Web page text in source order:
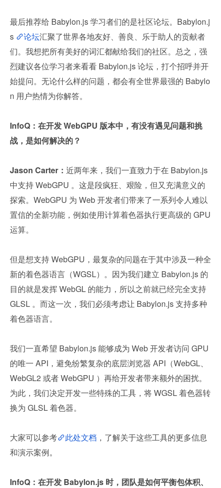
最后推荐给 Babylon.js 学习者们的是社区论坛。Babylon.j
s
论坛汇聚了世界各地友好、善良、乐于助人的贡献者
们。我想把所有美好的词汇都献给我们的社区。总之，强
烈建议各位学习者来看看 Babylon.js 论坛，打个招呼并开
始提问。无论什么样的问题，都会有全世界最强的 Babylo
n 用户热情为你解答。
InfoQ：在开发 WebGPU 版本中，有没有遇见问题和挑
战，是如何解决的？
Jason Carter： 近两年来，我们一直致力于在 Babylon.js
中支持 WebGPU 。这是段疯狂、艰险，但又充满意义的
探索。WebGPU 为 Web 开发者们带来了一系列令人难以
置信的全新功能，例如使用计算着色器执行更高级的 GPU
运算。
但是想支持 WebGPU，最复杂的问题在于其中涉及一种全
新的着色器语言（WGSL）。因为我们建立 Babylon.js 的
目的就是发挥 WebGL 的能力，所以之前就已经完全支持
GLSL 。而这一次，我们必须考虑让 Babylon.js 支持多种
着色器语言。
我们一直希望 Babylon.js 能够成为 Web 开发者访问 GPU
的唯一 API，避免纷繁复杂的底层浏览器 API（WebGL、
WebGL2 或者 WebGPU ）再给开发者带来额外的困扰。
为此，我们决定开发一些特殊的工具，将 WGSL 着色器转
换为 GLSL 着色器。
大家可以参考 此处文档 ，了解关于这些工具的更多信息
和演示案例。
InfoQ：在开发 Babylon.js 时，团队是如何平衡包体积、